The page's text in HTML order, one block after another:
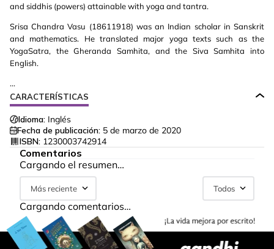
and siddhis (powers) attainable with yoga and tantra.
Srisa Chandra Vasu (18611918) was an Indian scholar in Sanskrit
and mathematics. He translated major yoga texts such as the
YogaSatra, the Gheranda Samhita, and the Siva Samhita into
English.
...
CARACTERÍSTICAS
Idioma: Inglés
Fecha de publicación: 5 de marzo de 2020
ISBN: 1230003742914
Comentarios
Cargando el resumen…
Más reciente Todos
Cargando comentarios…